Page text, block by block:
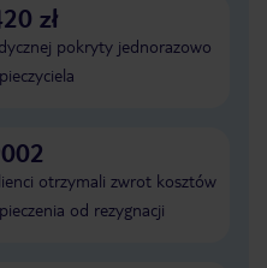
zł
pokryty jednorazowo
otrzymali zwrot kosztów
od rezygnacji